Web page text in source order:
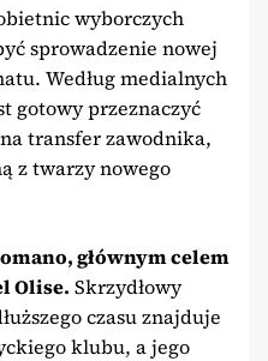
wyborczych
sprowadzenie nowej
Według medialnych
gotowy przeznaczyć
transfer zawodnika,
z twarzy nowego
głównym celem
Olise. Skrzydłowy
czasu znajduje
klubu, a jego